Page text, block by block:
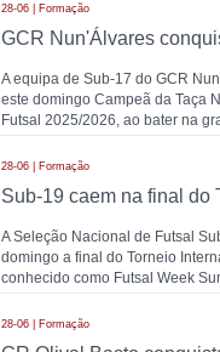
28-06 | Formação
A equipa de Sub-17 do GCR
este domingo Campeã da Taça
Futsal 2025/2026, ao bater na
28-06 | Formação
A Seleção Nacional de Futsal
domingo a final do Torneio
conhecido como Futsal Week
28-06 | Formação